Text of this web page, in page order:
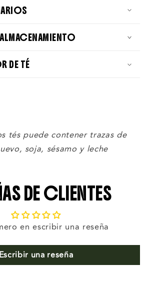
DE TÉ
tés puede contener trazas de
soja, sésamo y leche
DE CLIENTES
en escribir una reseña
Escribir una reseña